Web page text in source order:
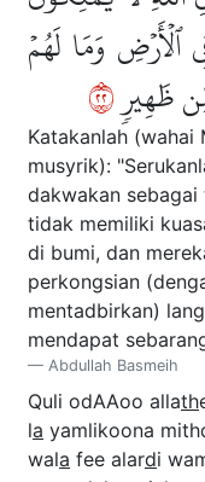
ٱلۡأَرۡضِ وَمَا لَهُمۡ
ظَهِيرٖ٢٢
Katakanlah (wahai
musyrik):
dakwakan sebagai
tidak memiliki
di bumi, dan
perkongsian
mentadbirkan)
mendapat
Abdullah Basmeih
Quli odAAoo allath
la yamlikoona
wala fee alardi